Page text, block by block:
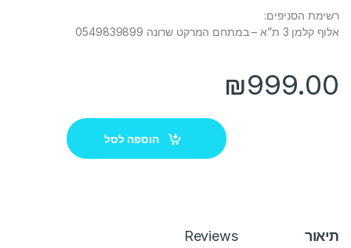
רשימת הסניפים:
אלוף קלמן 3 ת”א – במתחם המרקט שרונה 0549839899
₪999.00
הוספה לסל
תיאור Reviews